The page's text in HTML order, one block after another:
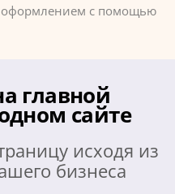
оформлением с помощью
главной
сайте
исходя из
бизнеса